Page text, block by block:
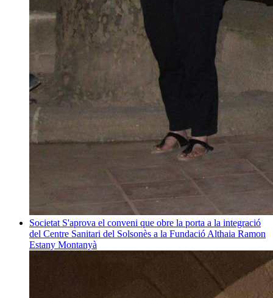
Societat S'aprova el conveni que obre la porta a la integració
del Centre Sanitari del Solsonès a la Fundació Althaia Ramon
Estany Montanyà